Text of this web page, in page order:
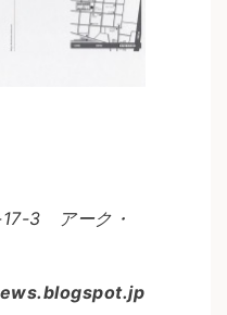
17-3 アーク・